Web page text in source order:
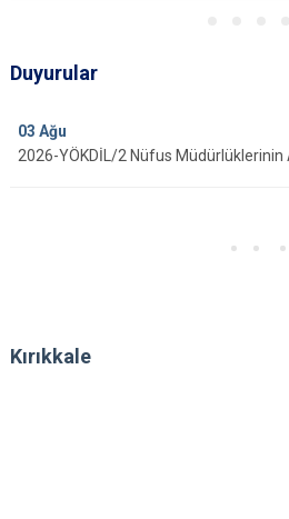
Duyurular
03 Ağu
2026-YÖKDİL/2 Nüfus Müdürlüklerinin
Kırıkkale